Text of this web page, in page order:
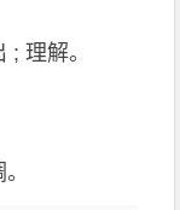
理解。